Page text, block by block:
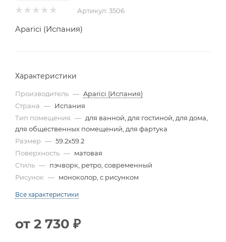
Артикул: 3506
Aparici (Испания)
Характеристики
Производитель — Aparici (Испания)
Страна — Испания
Тип помещения — для ванной, для гостиной, для дома,
для общественных помещений, для фартука
Размер — 59.2x59.2
Поверхность — матовая
Стиль — пэчворк, ретро, современный
Рисунок — моноколор, с рисунком
Все характеристики
от 2 730 ₽